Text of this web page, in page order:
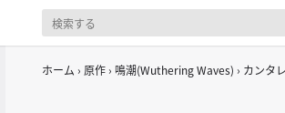
ホーム 原作 鳴潮(Wuthering Waves) カンタ